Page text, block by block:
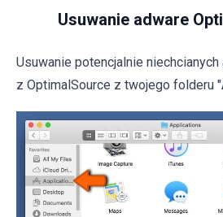
Usuwanie adware
Usuwanie potencjalnie
z OptimalSource z twojego folderu "